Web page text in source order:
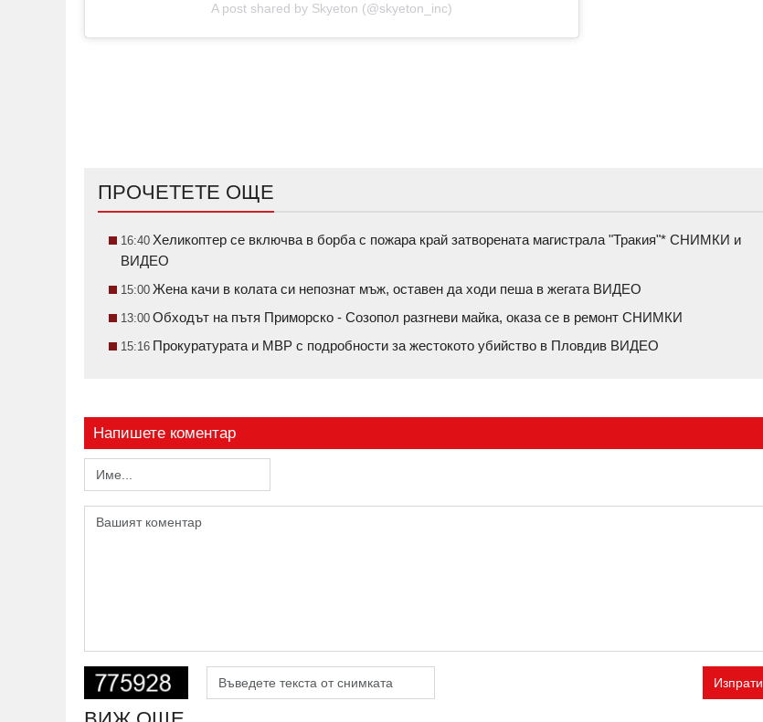
A post shared by Skyeton (@skyeton_inc)
ПРОЧЕТЕТЕ ОЩЕ
16:40 Хеликоптер се включва в борба с пожара край затворената магистрала "Тракия"* СНИМКИ и
ВИДЕО
15:00 Жена качи в колата си непознат мъж, оставен да ходи пеша в жегата ВИДЕО
13:00 Обходът на пътя Приморско - Созопол разгневи майка, оказа се в ремонт СНИМКИ
15:16 Прокуратурата и МВР с подробности за жестокото убийство в Пловдив ВИДЕО
Напишете коментар
Изпрати